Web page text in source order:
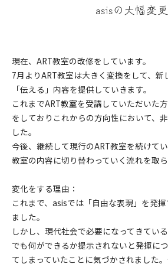
asisの大幅変更
現在、ART教室の改修をしています。
7月よりART教室は大きく変換をして、新
「伝える」内容を提供していきます。
これまでART教室を受講していただいた
をしておりこれからの方向性において、
した。
今後、継続して現行のART教室を続けて
教室の内容に切り替わっていく流れを取ら
変化をする理由：
これまで、asisでは「自由な表現」を発
ました。
しかし、現代社会で必要になってきてい
でも何ができるか提示されないと発揮に
てしまっていたことに気づかされました